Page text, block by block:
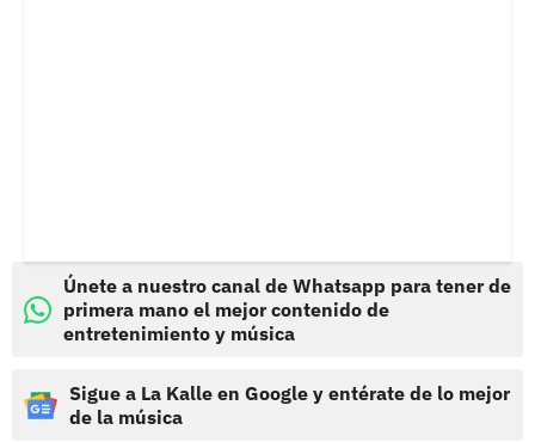
Únete a nuestro canal de Whatsapp para tener de
primera mano el mejor contenido de
entretenimiento y música
Sigue a La Kalle en Google y entérate de lo mejor
de la música